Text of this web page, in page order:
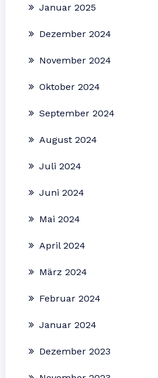
Januar 2025
Dezember 2024
November 2024
Oktober 2024
September 2024
August 2024
Juli 2024
Juni 2024
Mai 2024
April 2024
März 2024
Februar 2024
Januar 2024
Dezember 2023